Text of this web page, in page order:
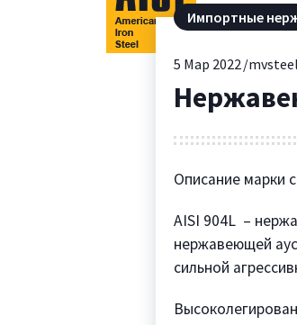
Импортные
5 Мар 2022 mvsteel
Описание марки
AISI 904L –
нержавеющей
сильной